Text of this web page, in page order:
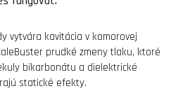
vytvára kavitácia v komorovej
prudké zmeny tlaku, ktoré
bikarbonátu a dielektrické
statické efekty.